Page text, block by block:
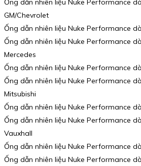
Ống dẫn nhiên liệu Nuke Performance
GM/Chevrolet
Ống dẫn nhiên liệu Nuke Performance
Ống dẫn nhiên liệu Nuke Performance
Mercedes
Ống dẫn nhiên liệu Nuke Performance
Ống dẫn nhiên liệu Nuke Performance
Mitsubishi
Ống dẫn nhiên liệu Nuke Performance
Ống dẫn nhiên liệu Nuke Performance
Vauxhall
Ống dẫn nhiên liệu Nuke Performance
Ống dẫn nhiên liệu Nuke Performance